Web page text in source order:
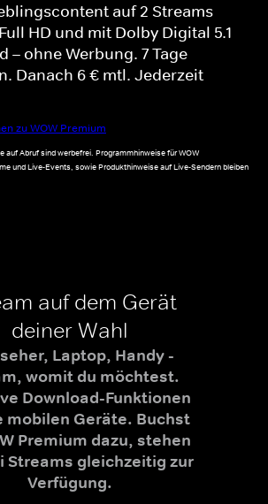
auf 2 Streams
HD und mit Dolby Digital 5.1
– ohne Werbung. 7 Tage
Danach 6 € mtl. Jederzeit
zu WOW Premium
auf Abruf sind werbefrei. Programmhinweise für WOW
und Live-Events, sowie Produkthinweise auf Live-Sendern bleiben
auf dem Gerät
deiner Wahl
Laptop, Handy -
womit du möchtest.
Download-Funktionen
mobilen Geräte. Buchst
Premium dazu, stehen
Streams gleichzeitig zur
Verfügung.